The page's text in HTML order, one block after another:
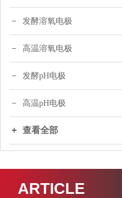
发酵溶氧电极
高温溶氧电极
发酵pH电极
高温pH电极
查看全部
ARTICLE